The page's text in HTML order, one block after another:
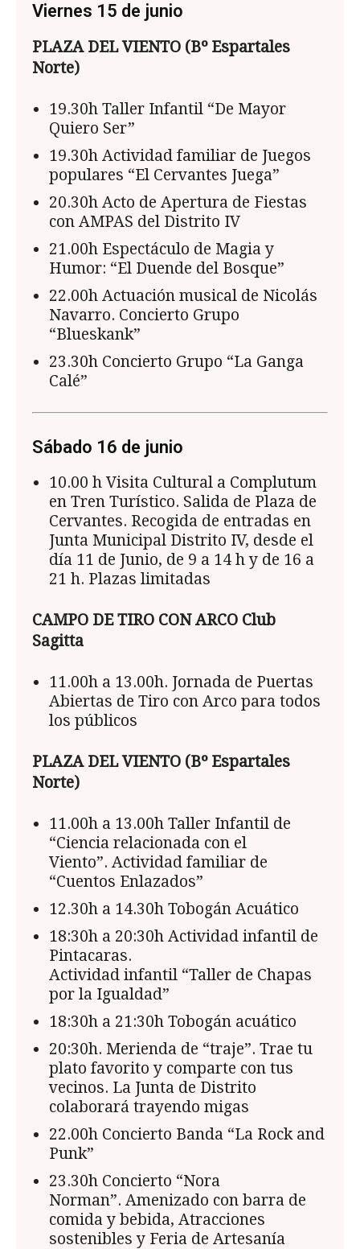
Viernes 15 de junio
PLAZA DEL VIENTO (Bº Espartales
Norte)
19.30h Taller Infantil “De Mayor
Quiero Ser”
19.30h Actividad familiar de Juegos
populares “El Cervantes Juega”
20.30h Acto de Apertura de Fiestas
con AMPAS del Distrito IV
21.00h Espectáculo de Magia y
Humor: “El Duende del Bosque”
22.00h Actuación musical de Nicolás
Navarro. Concierto Grupo
“Blueskank”
23.30h Concierto Grupo “La Ganga
Calé”
Sábado 16 de junio
10.00 h Visita Cultural a Complutum
en Tren Turístico. Salida de Plaza de
Cervantes. Recogida de entradas en
Junta Municipal Distrito IV, desde el
día 11 de Junio, de 9 a 14 h y de 16 a
21 h. Plazas limitadas
CAMPO DE TIRO CON ARCO Club
Sagitta
11.00h a 13.00h. Jornada de Puertas
Abiertas de Tiro con Arco para todos
los públicos
PLAZA DEL VIENTO (Bº Espartales
Norte)
11.00h a 13.00h Taller Infantil de
“Ciencia relacionada con el
Viento”. Actividad familiar de
“Cuentos Enlazados”
12.30h a 14.30h Tobogán Acuático
18:30h a 20:30h Actividad infantil de
Pintacaras.
Actividad infantil “Taller de Chapas
por la Igualdad”
18:30h a 21:30h Tobogán acuático
20:30h. Merienda de “traje”. Trae tu
plato favorito y comparte con tus
vecinos. La Junta de Distrito
colaborará trayendo migas
22.00h Concierto Banda “La Rock and
Punk”
23.30h Concierto “Nora
Norman”. Amenizado con barra de
comida y bebida, Atracciones
sostenibles y Feria de Artesanía